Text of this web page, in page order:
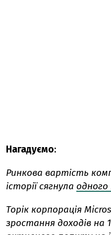
Нагадуємо:
Ринкова вартість
історії сягнула одного
Торік корпорація
зростання доходів на